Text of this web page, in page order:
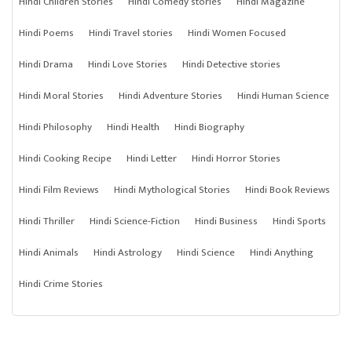
Hindi Poems
Hindi Travel stories
Hindi Women Focused
Hindi Drama
Hindi Love Stories
Hindi Detective stories
Hindi Moral Stories
Hindi Adventure Stories
Hindi Human Science
Hindi Philosophy
Hindi Health
Hindi Biography
Hindi Cooking Recipe
Hindi Letter
Hindi Horror Stories
Hindi Film Reviews
Hindi Mythological Stories
Hindi Book Reviews
Hindi Thriller
Hindi Science-Fiction Hindi Business
Hindi Sports
Hindi Animals
Hindi Astrology Hindi Science
Hindi Anything
Hindi Crime Stories